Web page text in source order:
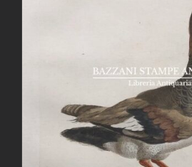
AGGIUNGI AL CARRELLO